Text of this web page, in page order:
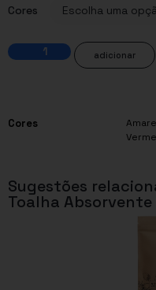
Cores
adicionar
Cores
Sugestões
Toalha Absorvente